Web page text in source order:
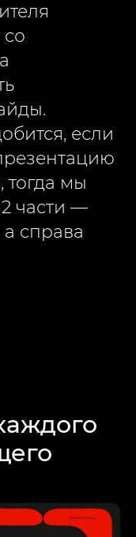
со
если
тогда мы
части —
а справа